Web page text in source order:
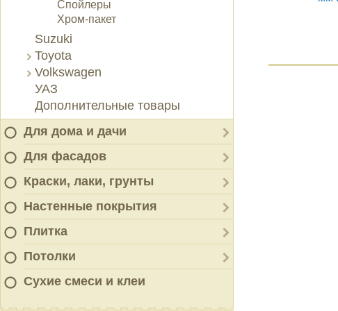
Спойлеры
Хром-пакет
Suzuki
Toyota
Volkswagen
УАЗ
Дополнительные товары
Для дома и дачи
Для фасадов
Краски, лаки, грунты
Настенные покрытия
Плитка
Потолки
Сухие смеси и клеи